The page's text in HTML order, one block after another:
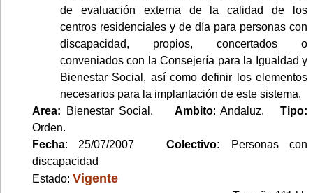
de evaluación externa de la calidad de los
centros residenciales y de día para personas con
discapacidad, propios, concertados o
conveniados con la Consejería para la Igualdad y
Bienestar Social, así como definir los elementos
necesarios para la implantación de este sistema.
Area: Bienestar Social. Ambito: Andaluz.Tipo:
Orden.
Fecha: 25/07/2007 Colectivo:
Personas con
discapacidad
Estado: Vigente